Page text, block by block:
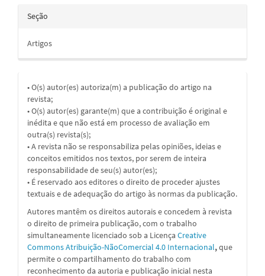
Seção
Artigos
• O(s) autor(es) autoriza(m) a publicação do artigo na
revista;
• O(s) autor(es) garante(m) que a contribuição é original e
inédita e que não está em processo de avaliação em
outra(s) revista(s);
• A revista não se responsabiliza pelas opiniões, ideias e
conceitos emitidos nos textos, por serem de inteira
responsabilidade de seu(s) autor(es);
• É reservado aos editores o direito de proceder ajustes
textuais e de adequação do artigo às normas da publicação.
Autores mantêm os direitos autorais e concedem à revista
o direito de primeira publicação, com o trabalho
simultaneamente licenciado sob a Licença Creative
Commons Atribuição-NãoComercial 4.0 Internacional,que
permite o compartilhamento do trabalho com
reconhecimento da autoria e publicação inicial nesta